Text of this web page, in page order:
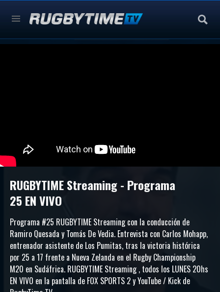
RUGBYTIME Streaming - Programa
25 EN VIVO
Programa #25 RUGBYTIME Streaming con la conducción de
Ramiro Quesada y Tomás De Vedia. Entrevista con Carlos Mohapp,
entrenador asistente de Los Pumitas, tras la victoria histórica
por 25 a 17 frente a Nueva Zelanda en el Rugby Championship
M20 en Sudáfrica. RUGBYTIME Streaming , todos los LUNES 20hs
EN VIVO en la pantalla de FOX SPORTS 2 y YouTube / Kick de